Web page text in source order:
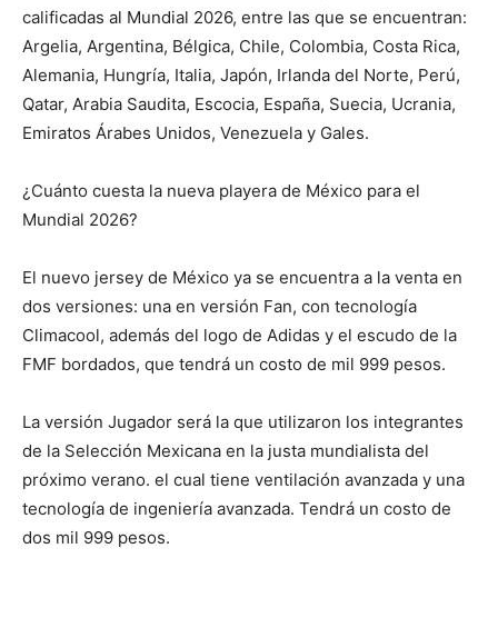
calificadas al Mundial 2026, entre las que se encuentran:
Argelia, Argentina, Bélgica, Chile, Colombia, Costa Rica,
Alemania, Hungría, Italia, Japón, Irlanda del Norte, Perú,
Qatar, Arabia Saudita, Escocia, España, Suecia, Ucrania,
Emiratos Árabes Unidos, Venezuela y Gales.
¿Cuánto cuesta la nueva playera de México para el
Mundial 2026?
El nuevo jersey de México ya se encuentra a la venta en
dos versiones: una en versión Fan, con tecnología
Climacool, además del logo de Adidas y el escudo de la
FMF bordados, que tendrá un costo de mil 999 pesos.
La versión Jugador será la que utilizaron los integrantes
de la Selección Mexicana en la justa mundialista del
próximo verano. el cual tiene ventilación avanzada y una
tecnología de ingeniería avanzada. Tendrá un costo de
dos mil 999 pesos.